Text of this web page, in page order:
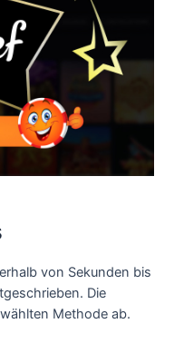
von Sekunden bis
Die
Methode ab.